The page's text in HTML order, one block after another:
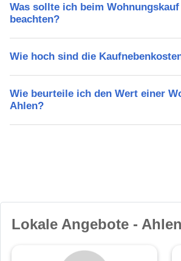
Was sollte ich beim
beachten?
Wie hoch sind die
Wie beurteile ich den Wert einer
Ahlen?
Lokale Angebote - Ahlen